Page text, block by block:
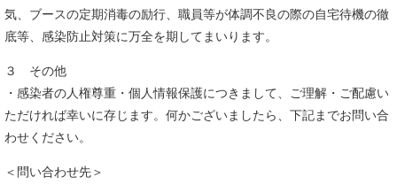
気、ブースの定期消毒の励行、職員等が体調不良の際の自宅待機の徹
底等、感染防止対策に万全を期してまいります。
３ その他
・感染者の人権尊重・個人情報保護につきまして、ご理解・ご配慮い
ただければ幸いに存じます。何かございましたら、下記までお問い合
わせください。
＜問い合わせ先＞